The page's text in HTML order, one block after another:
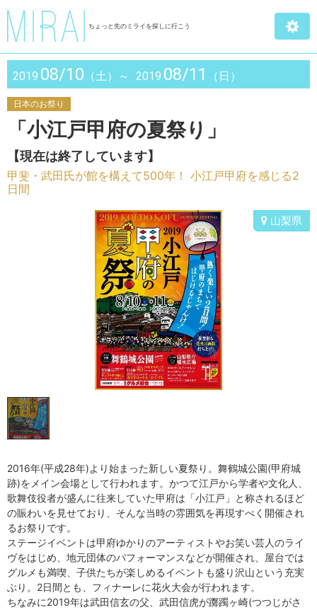
ちょっと先のミライを探しに行こう
2019 08/10 （土）～ 2019 08/11 （日）
日本のお祭り
「小江戸甲府の夏祭り」
【現在は終了しています】
甲斐・武田氏が館を構えて500年！ 小江戸甲府を感じる2
日間
山梨県
2016年(平成28年)より始まった新しい夏祭り。舞鶴城公園(甲府城
跡)をメイン会場として行われます。かつて江戸から学者や文化人、
歌舞伎役者が盛んに往来していた甲府は「小江戸」と称されるほど
の賑わいを見せており、そんな当時の雰囲気を再現すべく開催され
るお祭りです。
ステージイベントは甲府ゆかりのアーティストやお笑い芸人のライ
ヴをはじめ、地元団体のパフォーマンスなどが開催され、屋台では
グルメも満喫、子供たちが楽しめるイベントも盛り沢山という充実
ぶり。2日間とも、フィナーレに花火大会が行われます。
ちなみに2019年は武田信玄の父、武田信虎が躑躅ヶ崎(つつじがさ